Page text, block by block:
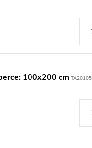
100x200 cm TA20105